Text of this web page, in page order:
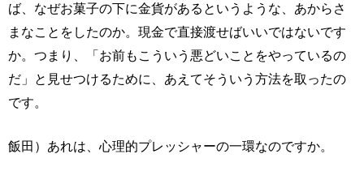
ば、なぜお菓子の下に金貨があるというような、あからさ
まなことをしたのか。現金で直接渡せばいいではないです
か。つまり、「お前もこういう悪どいことをやっているの
だ」と見せつけるために、あえてそういう方法を取ったの
です。
飯田）あれは、心理的プレッシャーの一環なのですか。